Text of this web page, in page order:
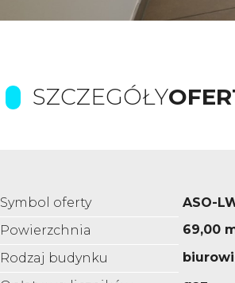
SZCZEGÓŁY
Symbol oferty
ASO-
Powierzchnia
69,00
Rodzaj budynku